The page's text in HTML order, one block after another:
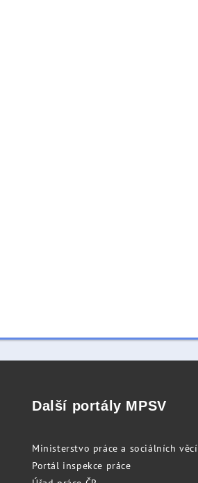
Další portály MPSV
Ministerstvo práce a sociálních věcí
Portál inspekce práce